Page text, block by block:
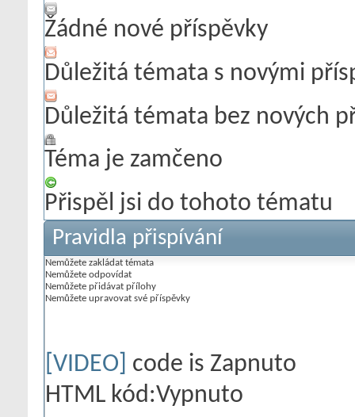
Žádné nové příspěvky
Důležitá témata s novými
Důležitá témata bez nových
Téma je zamčeno
Přispěl jsi do tohoto tématu
Pravidla přispívání
Nemůžete zakládat témata
Nemůžete odpovídat
Nemůžete přidávat přílohy
Nemůžete upravovat své příspěvky
[VIDEO] code is Zapnuto
HTML kód:Vypnuto